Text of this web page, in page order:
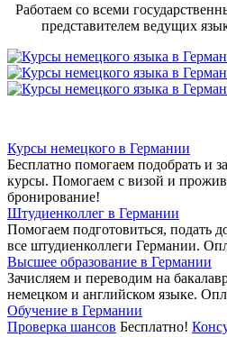
Работаем со всеми
представителем ведущих
Курсы немецкого в Германии
Бесплатно помогаем подобрать и
курсы. Помогаем с визой и
бронирование!
Штудиенколлег в Германии
Помогаем подготовиться, подать
все штудиенколлеги Германии.
Высшее образование в Германии
Зачисляем и переводим на
немецком и английском языке.
Обучение в Германии
Проверка шансов Бесплатно!